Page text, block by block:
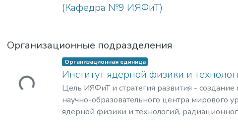
(Кафедра №9 ИЯФиТ)
Организационные подразделения
Загружается... Организационная единица
Институт ядерной физики и
Цель ИЯФиТ и стратегия развития - создание
научно-образовательного центра мирового
ядерной физики и технологий,